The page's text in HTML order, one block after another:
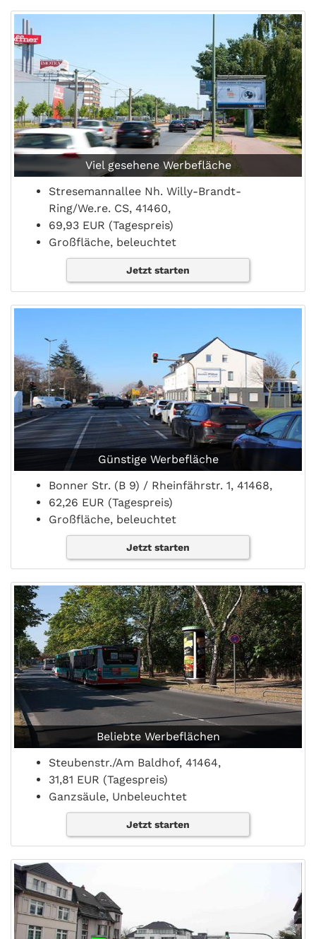
Viel gesehene Werbefläche
Stresemannallee Nh. Willy-Brandt-
Ring/We.re. CS, 41460,
69,93 EUR (Tagespreis)
Großfläche, beleuchtet
Jetzt starten
Günstige Werbefläche
Bonner Str. (B 9) / Rheinfährstr. 1, 41468,
62,26 EUR (Tagespreis)
Großfläche, beleuchtet
Jetzt starten
Beliebte Werbeflächen
Steubenstr./Am Baldhof, 41464,
31,81 EUR (Tagespreis)
Ganzsäule, Unbeleuchtet
Jetzt starten